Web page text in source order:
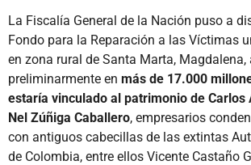
La Fiscalía General de la Nación puso a
Fondo para la Reparación a las Víctimas
en zona rural de Santa Marta, Magdalena,
preliminarmente en más de 17.000
estaría vinculado al patrimonio de Carlos
Nel Zúñiga Caballero, empresarios
con antiguos cabecillas de las extintas
de Colombia, entre ellos Vicente Castaño